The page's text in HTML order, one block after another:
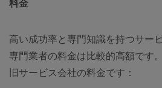
料金
高い成功率と専門知識を持つサー
専門業者の料金は比較的高額です
旧サービス会社の料金です：